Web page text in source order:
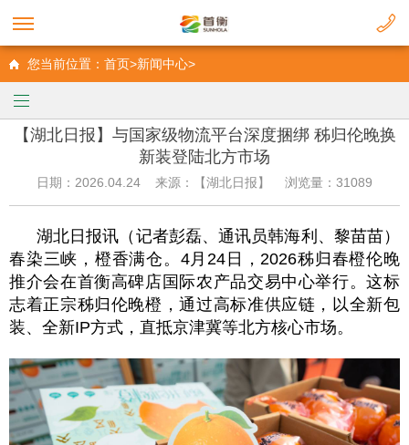
您当前位置：首页>新闻中心>
【湖北日报】与国家级物流平台深度捆绑 秭归伦晚换
新装登陆北方市场
日期：2026.04.24 来源：【湖北日报】 浏览量：31089
湖北日报讯（记者彭磊、通讯员韩海利、黎苗苗）
春染三峡，橙香满仓。4月24日，2026秭归春橙伦晚
推介会在首衡高碑店国际农产品交易中心举行。这标
志着正宗秭归伦晚橙，通过高标准供应链，以全新包
装、全新IP方式，直抵京津冀等北方核心市场。